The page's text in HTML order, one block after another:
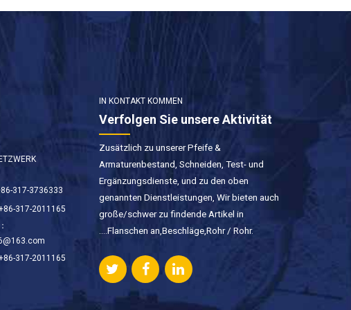
317-3736333
317-2011165
317-2011165
IN KONTAKT KOMMEN
Verfolgen Sie unsere Aktivität
Zusätzlich zu unserer Pfeife &
Armaturenbestand, Schneiden, Test- und
Ergänzungsdienste, und zu den oben
genannten Dienstleistungen, Wir bieten auch
große/schwer zu findende Artikel in
….Flanschen an,Beschläge,Rohr / Rohr.